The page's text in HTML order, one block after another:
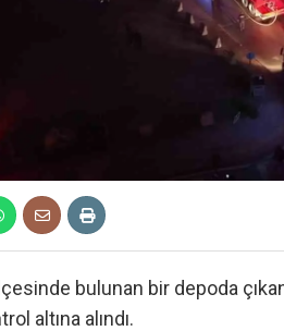
ilçesinde bulunan bir depoda
altına alındı.